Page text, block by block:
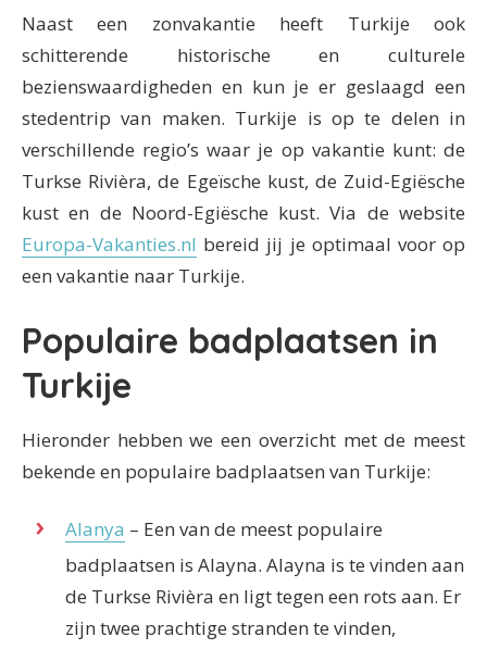
Naast een zonvakantie heeft Turkije ook
schitterende historische en culturele
bezienswaardigheden en kun je er geslaagd een
stedentrip van maken. Turkije is op te delen in
verschillende regio’s waar je op vakantie kunt: de
Turkse Rivièra, de Egeïsche kust, de Zuid-Egiësche
kust en de Noord-Egiësche kust. Via de website
Europa-Vakanties.nl bereid jij je optimaal voor op
een vakantie naar Turkije.
Populaire badplaatsen in
Turkije
Hieronder hebben we een overzicht met de meest
bekende en populaire badplaatsen van Turkije:
Alanya – Een van de meest populaire
badplaatsen is Alayna. Alayna is te vinden aan
de Turkse Rivièra en ligt tegen een rots aan. Er
zijn twee prachtige stranden te vinden,